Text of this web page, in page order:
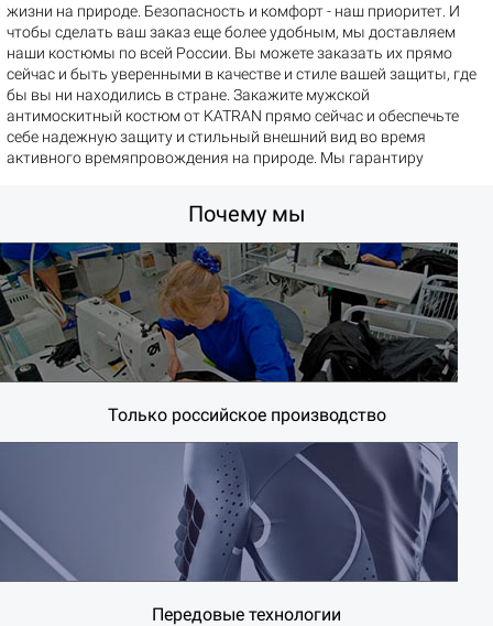
жизни на природе. Безопасность и комфорт - наш приоритет. И
чтобы сделать ваш заказ еще более удобным, мы доставляем
наши костюмы по всей России. Вы можете заказать их прямо
сейчас и быть уверенными в качестве и стиле вашей защиты, где
бы вы ни находились в стране. Закажите мужской
антимоскитный костюм от KATRAN прямо сейчас и обеспечьте
себе надежную защиту и стильный внешний вид во время
активного времяпровождения на природе. Мы гарантиру
Почему мы
Только российское производство
Передовые технологии